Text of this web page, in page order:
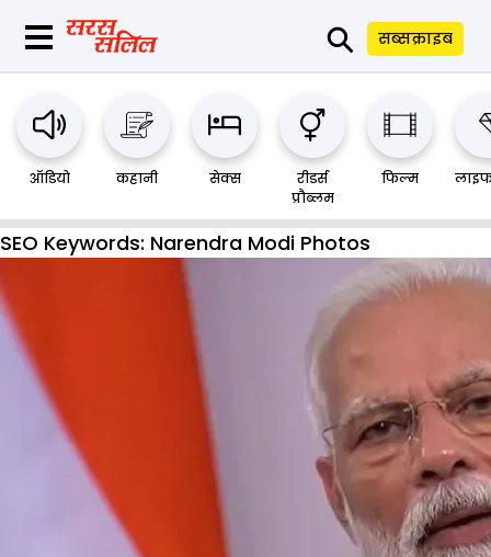
⚲ सब्सक्राइब
ऑडियो कहानी सेक्स
रीडर्स
प्रौब्लम
फिल्म
SEO Keywords: Narendra Modi Photos